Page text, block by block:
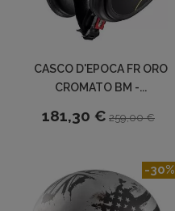
CASCO D'EPOCA FR ORO
CROMATO BM -...
181,30 € 259,00 €
-30%